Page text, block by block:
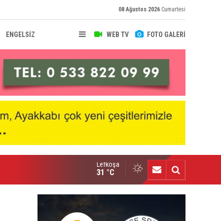
08 Ağustos 2026 Cumartesi
WEB TV FOTO GALERİ
ENGELSİZ
Lefkoşa
31 °C